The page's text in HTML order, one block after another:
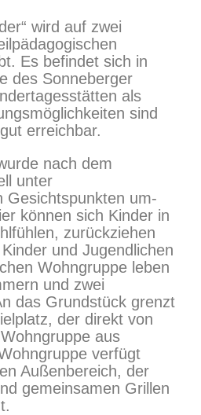
wird auf zwei
Es befindet sich in
des Sonneberger
als
sind
erreichbar.
nach dem
unter
Gesichtspunkten um-
können sich Kinder in
zurückziehen
und Jugendlichen
Wohngruppe leben
und zwei
das Grundstück grenzt
der direkt von
aus
verfügt
Außenbereich, der
gemeinsamen Grillen